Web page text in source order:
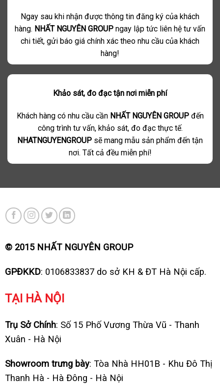
Ngay sau khi nhận được thông tin đăng ký của khách
hàng. NHẤT NGUYÊN GROUP ngay lập tức liên hệ tư vấn
chi tiết, gửi báo giá chính xác theo nhu cầu của khách
hàng!
Khảo sát, đo đạc tận nơi miễn phí
Khách hàng có nhu cầu cần NHẤT NGUYÊN GROUP đến
công trình tư vấn, khảo sát, đo đạc thực tế.
NHATNGUYENGROUP sẽ mang mẫu sản phẩm đến tận
nơi. Tất cả đều miễn phí!
© 2015 NHẤT NGUYÊN GROUP
GPĐKKD: 0106833837 do sở KH & ĐT Hà Nội cấp.
TẠI HÀ NỘI
Trụ Sở Chính: Số 15 Phố Vương Thừa Vũ - Thanh
Xuân - Hà Nội
Showroom trưng bày: Tòa Nhà HH01B - Khu Đô Thị
Thanh Hà - Hà Đông - Hà Nội